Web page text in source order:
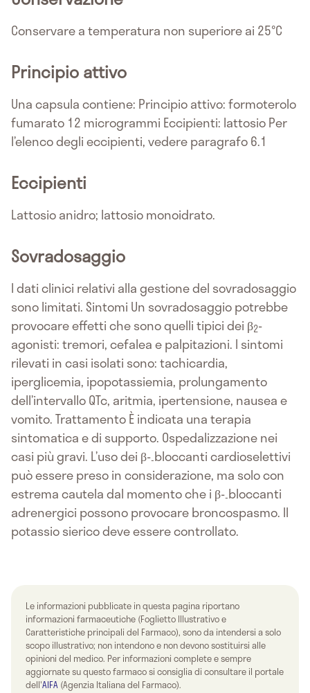
Conservare a temperatura non superiore ai 25°C
Principio attivo
Una capsula contiene: Principio attivo: formoterolo
fumarato 12 microgrammi Eccipienti: lattosio Per
l’elenco degli eccipienti, vedere paragrafo 6.1
Eccipienti
Lattosio anidro; lattosio monoidrato.
Sovradosaggio
I dati clinici relativi alla gestione del sovradosaggio
sono limitati. Sintomi Un sovradosaggio potrebbe
provocare effetti che sono quelli tipici dei β2-
agonisti: tremori, cefalea e palpitazioni. I sintomi
rilevati in casi isolati sono: tachicardia,
iperglicemia, ipopotassiemia, prolungamento
dell’intervallo QTc, aritmia, ipertensione, nausea e
vomito. Trattamento È indicata una terapia
sintomatica e di supporto. Ospedalizzazione nei
casi più gravi. L’uso dei β--bloccanti cardioselettivi
può essere preso in considerazione, ma solo con
estrema cautela dal momento che i β--bloccanti
adrenergici possono provocare broncospasmo. Il
potassio sierico deve essere controllato.
Le informazioni pubblicate in questa pagina riportano
informazioni farmaceutiche (Foglietto Illustrativo e
Caratteristiche principali del Farmaco), sono da intendersi a solo
scopo illustrativo; non intendono e non devono sostituirsi alle
opinioni del medico. Per informazioni complete e sempre
aggiornate su questo farmaco si consiglia di consultare il portale
dell'AIFA (Agenzia Italiana del Farmaco).